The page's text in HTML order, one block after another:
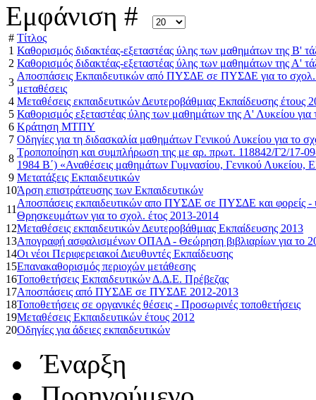
Εμφάνιση #
# Τίτλος
1 Καθορισμός διδακτέας-εξεταστέας ύλης των μαθημάτων της Β'
2 Καθορισμός διδακτέας-εξεταστέας ύλης των μαθημάτων της Α'
3
Αποσπάσεις Εκπαιδευτικών από ΠΥΣΔΕ σε ΠΥΣΔΕ για το σχολ.
μεταθέσεις
4 Μεταθέσεις εκπαιδευτικών Δευτεροβάθμιας Εκπαίδευσης έτους
5 Καθορισμός εξεταστέας ύλης των μαθημάτων της Α' Λυκείου για
6 Κράτηση ΜΤΠΥ
7 Οδηγίες για τη διδασκαλία μαθημάτων Γενικού Λυκείου για το
8
Τροποποίηση και συμπλήρωση της με αρ. πρωτ. 118842/Γ2/17-
1984 Β΄) «Αναθέσεις μαθημάτων Γυμνασίου, Γενικού
9 Μετατάξεις Εκπαιδευτικών
10Άρση επιστράτευσης των Εκπαιδευτικών
11
Αποσπάσεις εκπαιδευτικών απο ΠΥΣΔΕ σε ΠΥΣΔΕ και φορείς -
Θρησκευμάτων για το σχολ. έτος 2013-2014
12Μεταθέσεις εκπαιδευτικών Δευτεροβάθμιας Εκπαίδευσης 2013
13Απογραφή ασφαλισμένων ΟΠΑΔ - Θεώρηση βιβλιαρίων για το
14Οι νέοι Περιφερειακοί Διευθυντές Εκπαίδευσης
15Επανακαθορισμός περιοχών μετάθεσης
16Τοποθετήσεις Εκπαιδευτικών Δ.Δ.Ε. Πρέβεζας
17Αποσπάσεις από ΠΥΣΔΕ σε ΠΥΣΔΕ 2012-2013
18Τοποθετήσεις σε οργανικές θέσεις - Προσωρινές τοποθετήσεις
19Μεταθέσεις Εκπαιδευτικών έτους 2012
20Οδηγίες για άδειες εκπαιδευτικών
Έναρξη